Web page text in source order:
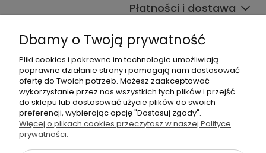
Płatności i dostawa
Informacje
O nas
Dbamy o Twoją prywatność
Pliki cookies i pokrewne im technologie umożliwiają
poprawne działanie strony i pomagają nam dostosować
ofertę do Twoich potrzeb. Możesz zaakceptować
wykorzystanie przez nas wszystkich tych plików i przejść
do sklepu lub dostosować użycie plików do swoich
preferencji, wybierając opcję "Dostosuj zgody".
Więcej o plikach cookies przeczytasz w naszej Polityce
prywatności.